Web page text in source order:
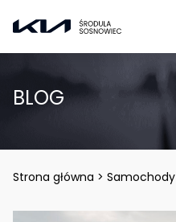
BLOG
Strona główna > Samochody